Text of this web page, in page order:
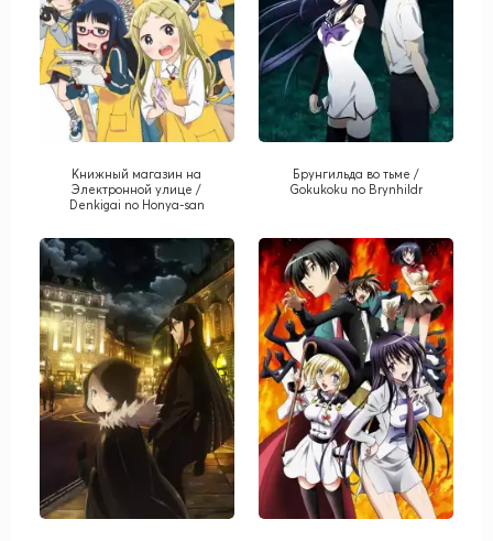
Книжный магазин на
Электронной улице /
Denkigai no Honya-san
Брунгильда во тьме /
Gokukoku no Brynhildr